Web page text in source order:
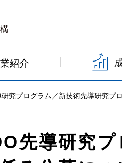
紹介
究プログラム／新技術先導研究プ
先導研究